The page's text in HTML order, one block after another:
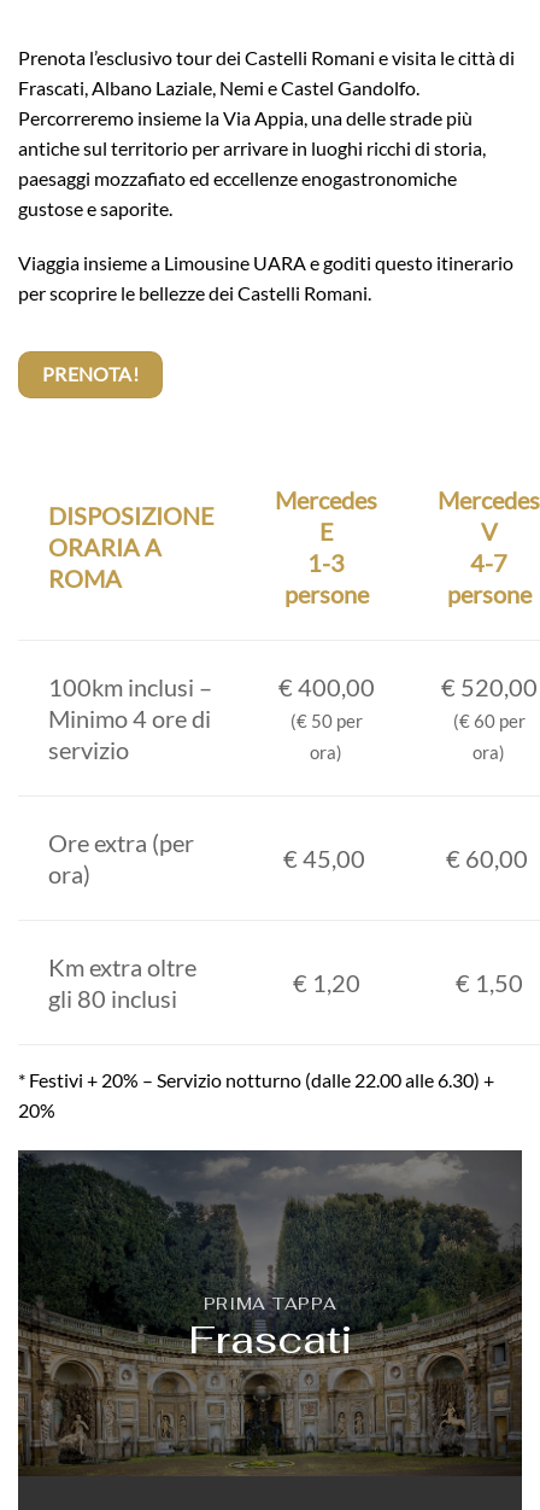
Prenota l’esclusivo tour dei Castelli Romani e visita le città di
Frascati, Albano Laziale, Nemi e Castel Gandolfo.
Percorreremo insieme la Via Appia, una delle strade più
antiche sul territorio per arrivare in luoghi ricchi di storia,
paesaggi mozzafiato ed eccellenze enogastronomiche
gustose e saporite.
Viaggia insieme a Limousine UARA e goditi questo itinerario
per scoprire le bellezze dei Castelli Romani.
PRENOTA!
DISPOSIZIONE
ORARIA A
ROMA
Mercedes
E
1-3
persone
Mercedes
V
4-7
persone
100km inclusi –
Minimo 4 ore di
servizio
€ 400,00
(€ 50 per
ora)
€ 520,00
(€ 60 per
ora)
Ore extra (per
ora)
€ 45,00 € 60,00
Km extra oltre
gli 80 inclusi
€ 1,20 € 1,50
* Festivi + 20% – Servizio notturno (dalle 22.00 alle 6.30) +
20%
PRIMA TAPPA
Frascati